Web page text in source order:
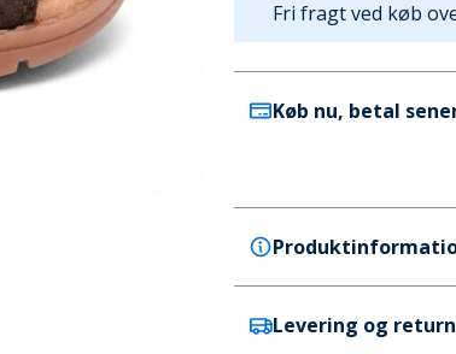
Fri fragt ved køb
Køb nu, betal
Bisgaard
Levering og